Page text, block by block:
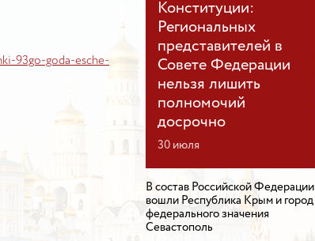
93go-goda-esche-
Конституции:
Региональных
представителей в
Совете Федерации
нельзя лишить
полномочий
досрочно
30 июля
В состав Российской Федерации
вошли Республика Крым и город
федерального значения
Севастополь